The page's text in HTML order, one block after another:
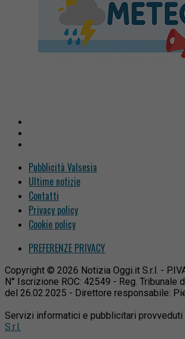
Pubblicità Valsesia
Ultime notizie
Contatti
Privacy policy
Cookie policy
PREFERENZE PRIVACY
Copyright © 2026 Notizia Oggi.it S.r.l. -
N° Iscrizione ROC: 42549 - Reg. Tribunale
del 26.02.2025 - Direttore responsabile:
Servizi informatici e pubblicitari provveduti
S.r.l.